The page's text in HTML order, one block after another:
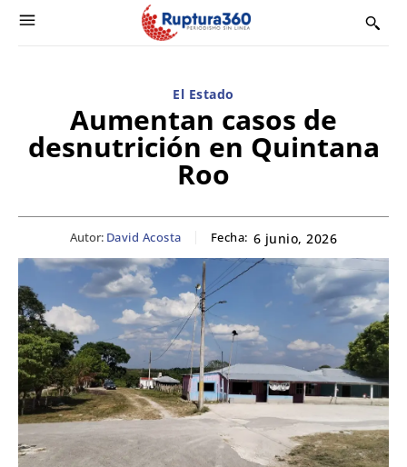
El Estado
Aumentan casos de
desnutrición en Quintana
Roo
Autor: David Acosta Fecha: 6 junio, 2026